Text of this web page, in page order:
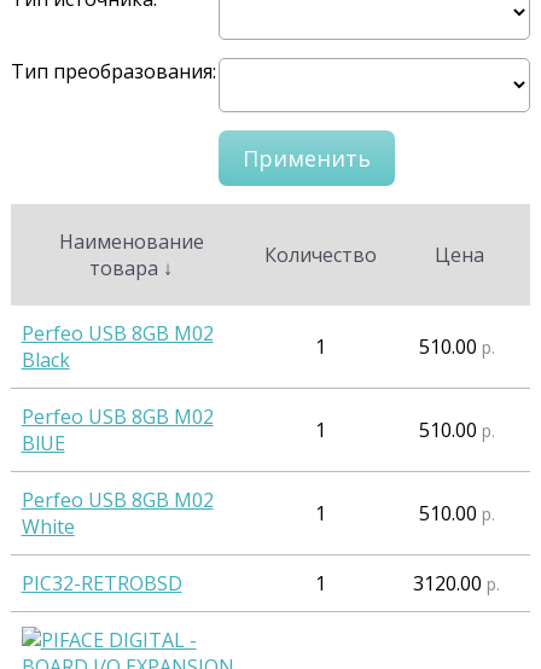
Тип преобразования:
Наименование
товара ↓ Количество Цена
Perfeo USB 8GB M02
Black
1 510.00 р.
Perfeo USB 8GB M02
BlUE
1 510.00 р.
Perfeo USB 8GB M02
White
1 510.00 р.
PIC32-RETROBSD 1 3120.00 р.